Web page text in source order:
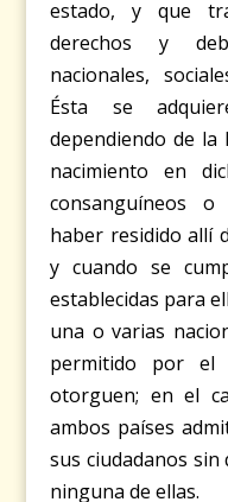
estado, y que
derechos y
nacionales,
Ésta se
dependiendo de la
nacimiento en
consanguíneos
haber residido allí
y cuando se
establecidas para
una o varias
permitido por
otorguen; en el
ambos países
sus ciudadanos
ninguna de ellas.